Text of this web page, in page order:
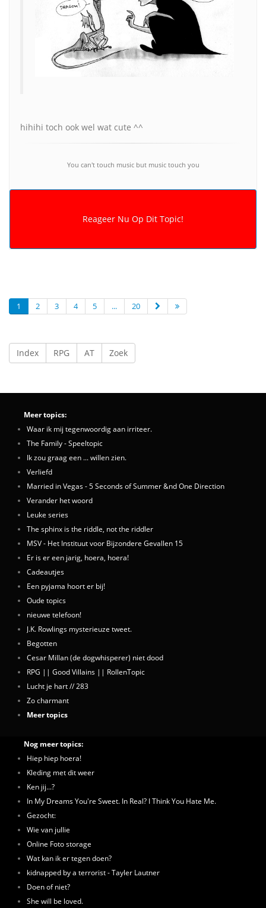
hihihi toch ook wel wat cute ^^
You can't touch music but music touch you
1 2 3 4 5 ... 20
Index RPG AT Zoek
Meer topics:
Waar ik mij tegenwoordig aan irriteer.
The Family - Speeltopic
Ik zou graag een ... willen zien.
Verliefd
Married in Vegas - 5 Seconds of Summer &nd One Direction
Verander het woord
Leuke series
The sphinx is the riddle, not the riddler
MSV - Het Instituut voor Bijzondere Gevallen 15
Er is er een jarig, hoera, hoera!
Cadeautjes
Een pyjama hoort er bij!
Oude topics
nieuwe telefoon!
J.K. Rowlings mysterieuze tweet.
Begotten
Cesar Millan (de dogwhisperer) niet dood
RPG || Good Villains || RollenTopic
Lucht je hart // 283
Zo charmant
Meer topics
Nog meer topics:
Hiep hiep hoera!
Kleding met dit weer
Ken jij...?
In My Dreams You're Sweet. In Real? I Think You Hate Me.
Gezocht:
Wie van jullie
Online Foto storage
Wat kan ik er tegen doen?
kidnapped by a terrorist - Tayler Lautner
Doen of niet?
She will be loved.